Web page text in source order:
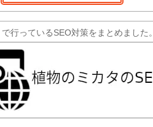
行っているSEO対策をまとめました。